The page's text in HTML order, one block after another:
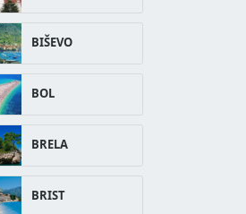
BIŠEVO
BOL
BRELA
BRIST